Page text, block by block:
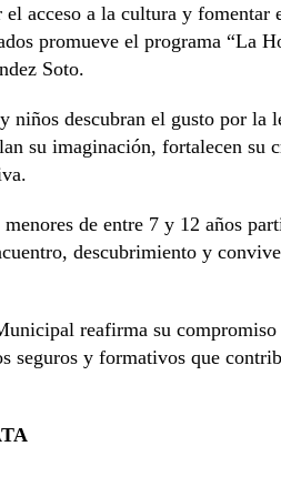
acceso a la cultura y fomentar
promueve el programa “La
Soto.
niños descubran el gusto por la
su imaginación, fortalecen su
de entre 7 y 12 años
descubrimiento y
reafirma su
seguros y formativos que